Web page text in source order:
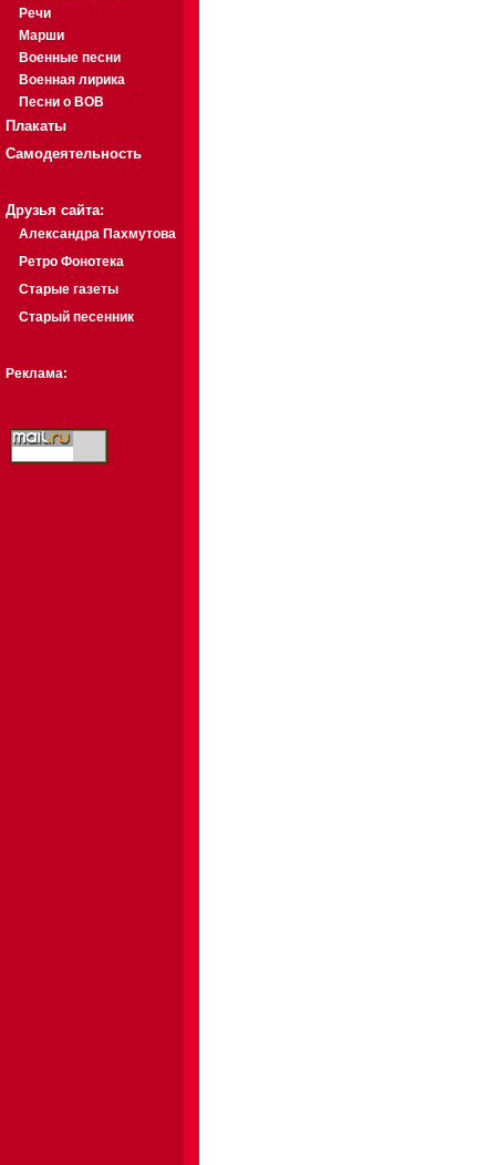
Речи
Марши
Военные песни
Военная лирика
Песни о ВОВ
Плакаты
Самодеятельность
Друзья сайта:
Александра Пахмутова
Ретро Фонотека
Старые газеты
Старый песенник
Реклама: